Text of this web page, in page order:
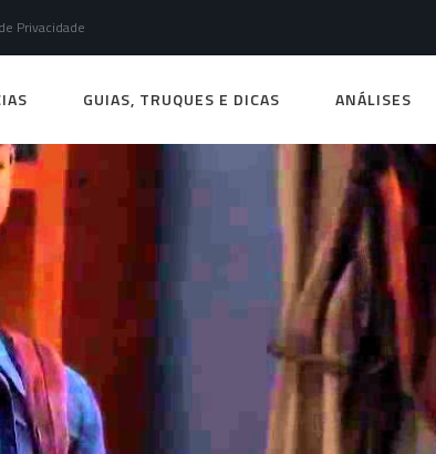
Privacidade
GUIAS, TRUQUES E DICAS ANÁLISES